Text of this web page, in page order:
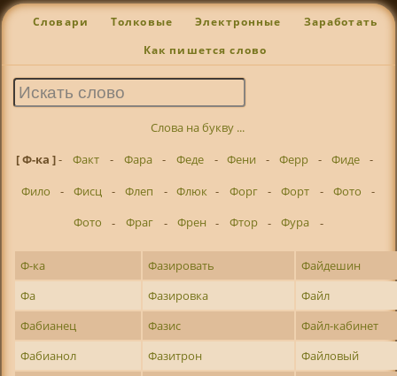
Словари Толковые Электронные Заработать
Как пишется слово
Слова на букву ...
[ Ф-ка ]- Факт - Фара - Феде - Фени - Ферр - Фиде
-
Фило
- Фисц - Флеп - Флюк - Форг - Форт - Фото
-
Фото
- Фраг - Френ - Фтор - Фура -
Ф-ка Фазировать
Файдешин
Фа
Фазировка
Файл
Фабианец
Фазис
Файл-кабинет
Фабианол
Фазитрон
Файловый